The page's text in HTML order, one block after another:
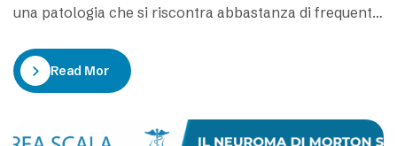
una patologia che si riscontra abbastanza di frequente
tra i 25 e i 50 anni. Una malattia fastidiosa e dolorosa,
nei casi più gravi, che colpisce…
Read More